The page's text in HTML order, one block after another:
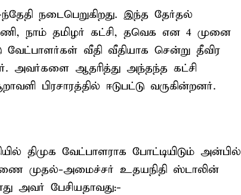
நடைபெறுகிறது. இந்த தேர்தல்
நாம் தமிழர் கட்சி, தவெக என 4 முனை
வேட்பாளர்கள் வீதி வீதியாக சென்று தீவிர
அவர்களை ஆதரித்து அந்தந்த கட்சி
பிரசாரத்தில் ஈடுபட்டு வருகின்றனர்.
திமுக வேட்பாளராக போட்டியிடும் அன்பில்
முதல்-அமைச்சர் உதயநிதி ஸ்டாலின்
அவர் பேசியதாவது:-